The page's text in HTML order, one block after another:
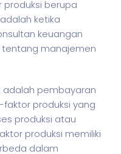
berupa
ketika
keuangan
tentang manajemen
pembayaran
produksi yang
produksi atau
produksi memiliki
dalam